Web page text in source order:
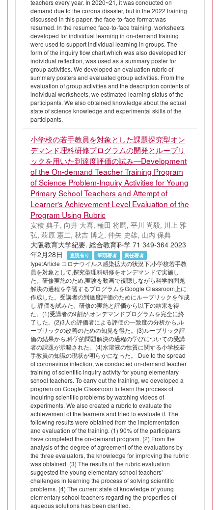
teachers every year. In 2020~21, it was conducted on
demand due to the corona disaster, but in the 2022 training
discussed in this paper, the face-to-face format was
resumed. In the resumed face-to-face training, worksheets
developed for individual learning in on-demand training
were used to support individual learning in groups. The
form of the inquiry flow chart,which was also developed for
individual reflection, was used as a summary poster for
group activities. We developed an evaluation rubric of
summary posters and evaluated group activities. From the
evaluation of group activities and the description contents of
individual worksheets, we estimated learning status of the
participants. We also obtained knowledge about the actual
state of science knowledge and experimental skills of the
participants.
小学校の若手教員を対象とした課題探究型オン
デマンド理科研修プログラムの開発とルーブリ
ックを用いた到達度評価の試み—Development
of the On-demand Teacher Training Program
of Science Problem-Inquiry Activities for Young
Primary School Teachers and Attempt of
Learner's Achievement Level Evaluation of the
Program Using Rubric
安積 典子, 向井 大喜, 種田 将嗣, 平川 尚毅, 川上 雅
弘, 萩原 憲二, 秋吉 博之, 仲矢 史雄, 山内 保典
大阪教育大学紀要. 総合教育科学 71 349-364 2023
年2月28日
査読有り 筆頭著者 責任著者
type:Article コロナウイルス感染拡大の状況下,小学校若手教
員を対象として,探究型理科研修をオンデマンドで実施し
た。研修実施のため,実験を動画で視聴しながら科学的問題
解決の過程を学習するプログラムをGoogle Classroom上に
作成した。受講者の到達度評価のためにルーブリックを作成
し,評価を試みた。研修の実施と評価から以下の結果を得
た。(1)受講者の9割が,オンデマンドプログラムを完全に終
了した。(2)3人の評価者による評価の一致度の分析から,ル
ーブリックの改善のための知見を得た。(3)ルーブリック評
価の結果から,科学的問題解決の過程の学びについての受講
者の課題が示唆された。(4)水溶液の性質に関する小学校若
手教員の知識の現状が明らかになった。 Due to the spread
of coronavirus infection, we conducted on-demand teacher
training of scientific inquiry activity for young elementary
school teachers. To carry out the training, we developed a
program on Google Classroom to learn the process of
inquiring scientific problems by watching videos of
experiments. We also created a rubric to evaluate the
achievement of the learners and tried to evaluate it. The
following results were obtained from the implementation
and evaluation of the training. (1) 90% of the participants
have completed the on-demand program. (2) From the
analysis of the degree of agreement of the evaluations by
the three evaluators, the knowledge for improving the rubric
was obtained. (3) The results of the rubric evaluation
suggested the young elementary school teachers'
challenges in learning the process of solving scientific
problems. (4) The current state of knowledge of young
elementary school teachers regarding the properties of
aqueous solutions has been clarified.